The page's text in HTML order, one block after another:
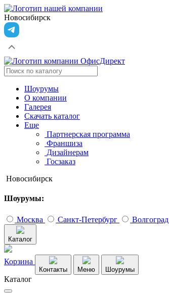
Новосибирск
Шоурумы
О компании
Галерея
Скачать каталог
Еще
Партнерская программа
Франшиза
Дизайнерам
Госзаказ
Новосибирск
Шоурумы:
Москва Санкт-Петербург Волгоград
Каталог
Корзина
Контакты Меню Шоурумы
Каталог